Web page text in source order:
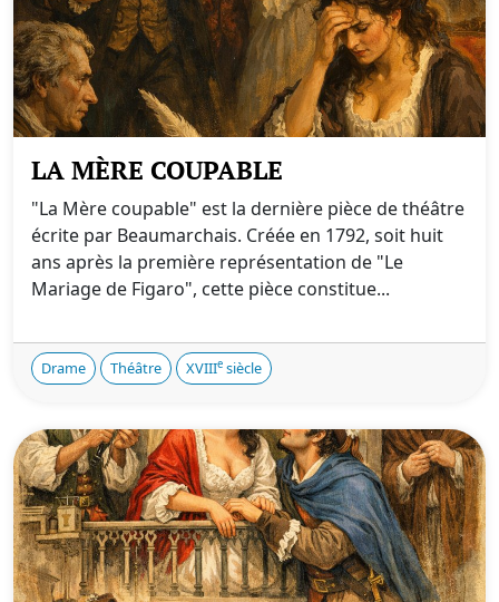
LA MÈRE COUPABLE
"La Mère coupable" est la dernière pièce de théâtre
écrite par Beaumarchais. Créée en 1792, soit huit
ans après la première représentation de "Le
Mariage de Figaro", cette pièce constitue...
Drame Théâtre XVIIIe siècle